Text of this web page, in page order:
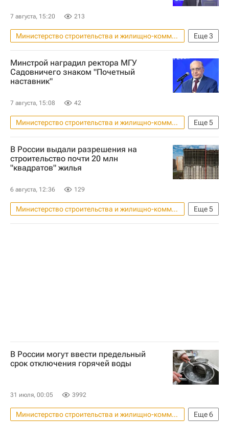
7 августа, 15:20 213
Еще3
Министерство строительства и жилищно-коммунального хозяйства РФ (Минстрой России)
Россия
Москва Строительство
Минстрой наградил ректора МГУ
Садовничего знаком "Почетный
наставник"
7 августа, 15:08 42
Еще5
Министерство строительства и жилищно-коммунального хозяйства РФ (Минстрой России)
Москва
Россия
Ирек Файзуллин
Виктор Садовничий
МГУ имени М. В. Ломоносова
В России выдали разрешения на
строительство почти 20 млн
"квадратов" жилья
6 августа, 12:36 129
Еще5
Министерство строительства и жилищно-коммунального хозяйства РФ (Минстрой России)
Строительство
Россия
Москва
В России могут ввести предельный
срок отключения горячей воды
31 июля, 00:05 3992
Еще6
Министерство строительства и жилищно-коммунального хозяйства РФ (Минстрой России)